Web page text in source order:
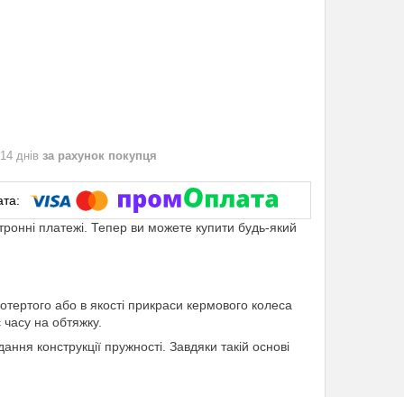
днів за рахунок покупця
платежі. Тепер ви можете купити будь-який
або в якості прикраси кермового колеса
на обтяжку.
конструкції пружності. Завдяки такій основі